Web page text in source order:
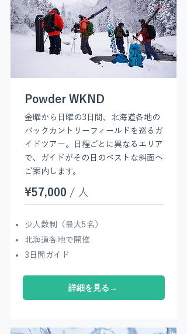
Powder WKND
金曜から日曜の3日間、北海道各地の
バックカントリーフィールドを巡るガ
イドツアー。日程ごとに異なるエリア
で、ガイドがその日のベストな斜面へ
ご案内します。
¥57,000 / 人
少人数制（最大5名）
​北海道各地で開催
3日間ガイド
詳細を見る→